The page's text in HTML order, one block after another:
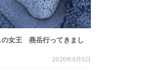
の女王 燕岳行ってきまし
2026年8月5日